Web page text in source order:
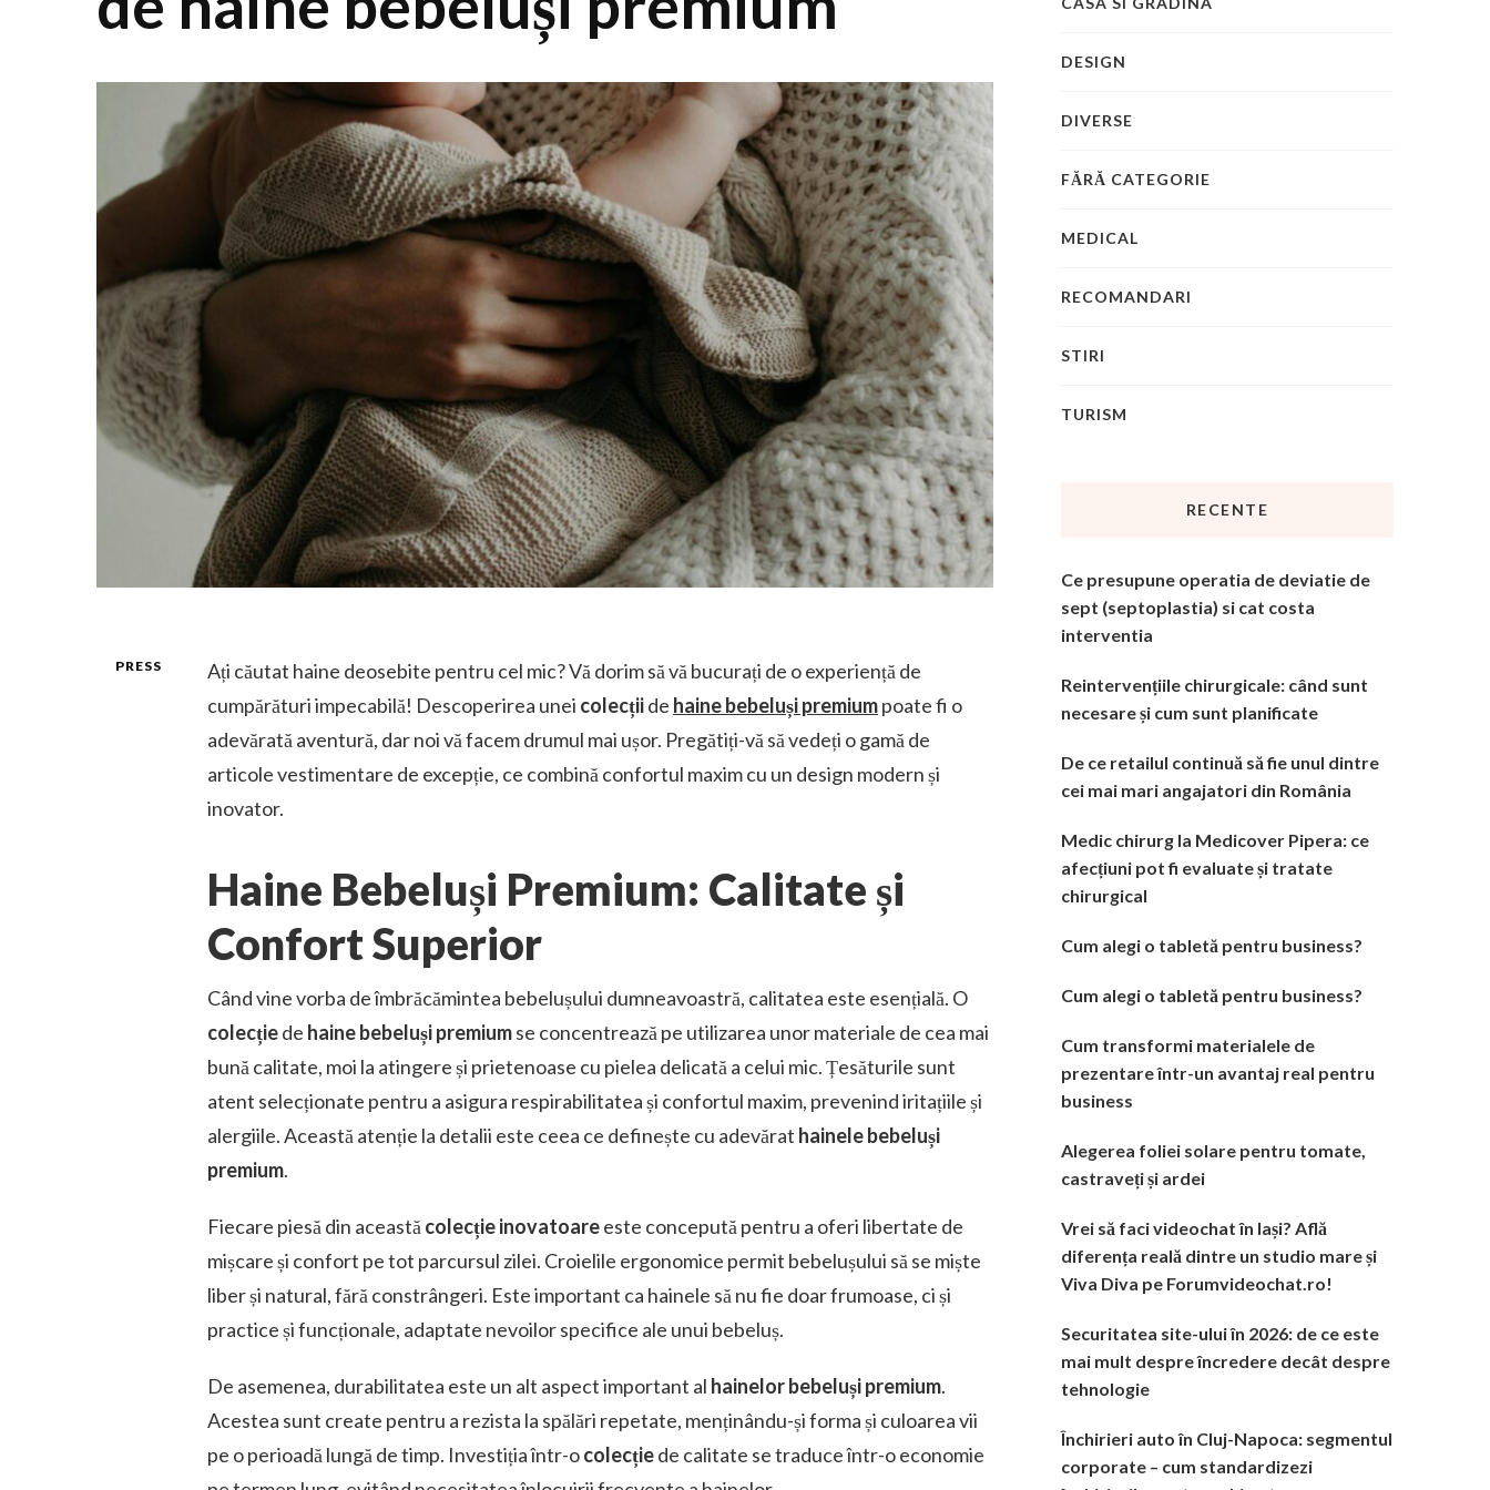
PRESS
Ați căutat haine deosebite pentru cel mic? Vă dorim să vă bucurați de o experiență de
cumpărături impecabilă! Descoperirea unei colecțiide haine bebeluși premiumpoate fi o
adevărată aventură, dar noi vă facem drumul mai ușor. Pregătiți-vă să vedeți o gamă de
articole vestimentare de excepție, ce combină confortul maxim cu un design modern și
inovator.
Haine Bebeluși Premium: Calitate și
Confort Superior
Când vine vorba de îmbrăcămintea bebelușului dumneavoastră, calitatea este esențială. O
colecțiede haine bebeluși premiumse concentrează pe utilizarea unor materiale de cea mai
bună calitate, moi la atingere și prietenoase cu pielea delicată a celui mic. Țesăturile sunt
atent selecționate pentru a asigura respirabilitatea și confortul maxim, prevenind iritațiile și
alergiile. Această atenție la detalii este ceea ce definește cu adevărat hainele bebeluși
premium.
Fiecare piesă din această colecție inovatoareeste concepută pentru a oferi libertate de
mișcare și confort pe tot parcursul zilei. Croielile ergonomice permit bebelușului să se miște
liber și natural, fără constrângeri. Este important ca hainele să nu fie doar frumoase, ci și
practice și funcționale, adaptate nevoilor specifice ale unui bebeluș.
De asemenea, durabilitatea este un alt aspect important al hainelor bebeluși premium.
Acestea sunt create pentru a rezista la spălări repetate, menținându-și forma și culoarea vii
pe o perioadă lungă de timp. Investiția într-ocolecțiede calitate se traduce într-o economie
DESIGN
DIVERSE
FĂRĂ CATEGORIE
MEDICAL
RECOMANDARI
STIRI
TURISM
RECENTE
Ce presupune operatia de deviatie de
sept (septoplastia) si cat costa
interventia
Reintervențiile chirurgicale: când sunt
necesare și cum sunt planificate
De ce retailul continuă să fie unul dintre
cei mai mari angajatori din România
Medic chirurg la Medicover Pipera: ce
afecțiuni pot fi evaluate și tratate
chirurgical
Cum alegi o tabletă pentru business?
Cum alegi o tabletă pentru business?
Cum transformi materialele de
prezentare într-un avantaj real pentru
business
Alegerea foliei solare pentru tomate,
castraveți și ardei
Vrei să faci videochat în Iași? Află
diferența reală dintre un studio mare și
Viva Diva pe Forumvideochat.ro!
Securitatea site-ului în 2026: de ce este
mai mult despre încredere decât despre
tehnologie
Închirieri auto în Cluj-Napoca: segmentul
corporate – cum standardizezi